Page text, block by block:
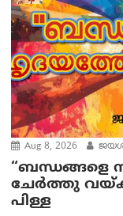
Aug 8, 2026
ചേർത്തു
പിള്ള